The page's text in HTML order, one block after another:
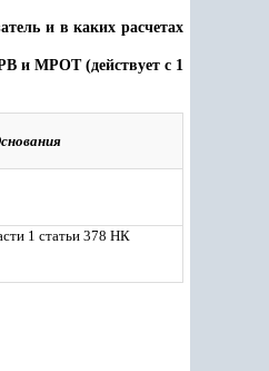
и в каких расчетах
и МРОТ (действует с 1
1 статьи 378 НК